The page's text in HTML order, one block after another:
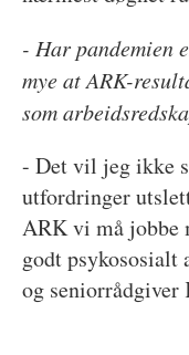
- Har pandemien
mye at ARK-
som
- Det vil jeg ikke
utfordringer
ARK vi må jobbe
godt
og